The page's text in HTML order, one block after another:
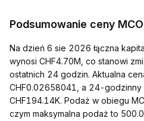
Podsumowanie ceny
Na dzień 6 sie 2026 łączna
wynosi CHF4.70M, co stanowi
ostatnich 24 godzin. Aktualna
CHF0.02658041, a 24-godzinny
CHF194.14K. Podaż w obiegu
czym maksymalna podaż to